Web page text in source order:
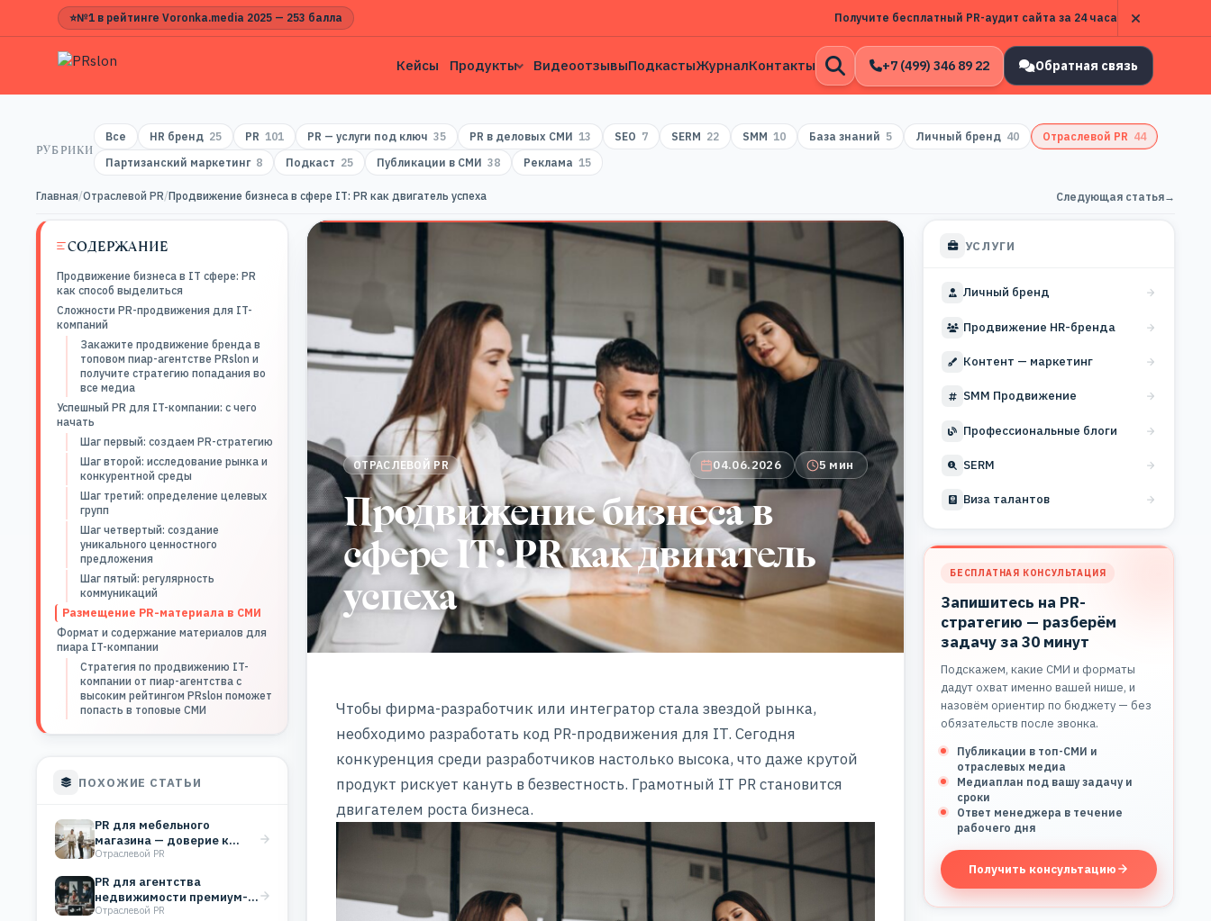
⭐№1 в рейтинге Voronka.media 2025 — 253 балла Получите бесплатный PR-аудит сайта за 24 часа
Кейсы Продукты ВидеоотзывыПодкастыЖурналКонтакты
Открыть
поиск
+7 (499) 346 89 22 Обратная связь
РУБРИКИ
Все HR бренд 25 PR 101 PR — услуги под ключ 35 PR в деловых СМИ 13 SEO 7 SERM 22 SMM 10 База знаний 5 Личный бренд 40 Отраслевой PR 44
Партизанский маркетинг 8 Подкаст 25 Публикации в СМИ 38 Реклама 15
Главная/Отраслевой PR/Продвижение бизнеса в сфере IT: PR как двигатель успеха Следующая статья→
СОДЕРЖАНИЕ
Продвижение бизнеса в IT сфере: PR
как способ выделиться
Сложности PR-продвижения для IT-
компаний
Закажите продвижение бренда в
топовом пиар-агентстве PRslon и
получите стратегию попадания во
все медиа
Успешный PR для IT-компании: с чего
начать
Шаг первый: создаем PR-стратегию
Шаг второй: исследование рынка и
конкурентной среды
Шаг третий: определение целевых
групп
Шаг четвертый: создание
уникального ценностного
предложения
Шаг пятый: регулярность
коммуникаций
Размещение PR-материала в СМИ
Формат и содержание материалов для
пиара IT-компании
Стратегия по продвижению IT-
компании от пиар-агентства с
высоким рейтингом PRslон поможет
попасть в топовые СМИ
ПОХОЖИЕ СТАТЬИ
PR для мебельного
магазина — доверие к
бренду вместо
Отраслевой PR
PR для агентства
недвижимости премиум-
класса: работа со СМИ как
Отраслевой PR
ОТРАСЛЕВОЙ PR 04.06.2026 5 мин
Продвижение бизнеса в
сфере IT: PR как двигатель
успеха
Чтобы фирма-разработчик или интегратор стала звездой рынка,
необходимо разработать код PR-продвижения для IT. Сегодня
конкуренция среди разработчиков настолько высока, что даже крутой
продукт рискует кануть в безвестность. Грамотный IT PR становится
двигателем роста бизнеса.
УСЛУГИ
Личный бренд
Продвижение HR-бренда
Контент — маркетинг
SMM Продвижение
Профессиональные блоги
SERM
Виза талантов
БЕСПЛАТНАЯ КОНСУЛЬТАЦИЯ
Запишитесь на PR-
стратегию — разберём
задачу за 30 минут
Подскажем, какие СМИ и форматы
дадут охват именно вашей нише, и
назовём ориентир по бюджету — без
обязательств после звонка.
Публикации в топ-СМИ и
отраслевых медиа
Медиаплан под вашу задачу и
сроки
Ответ менеджера в течение
рабочего дня
Получить консультацию